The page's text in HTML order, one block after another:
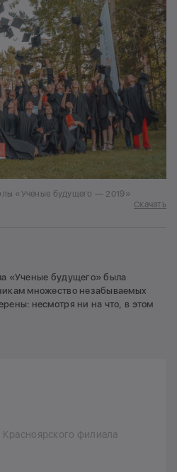
«Ученые будущего — 2019»
Скачать
«Ученые будущего» была
множество незабываемых
несмотря ни на что, в этом
филиала